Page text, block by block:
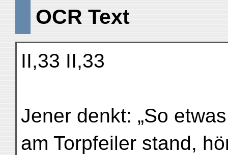
OCR Text
II,33 II,33
Jener denkt: „So
am Torpfeiler stand,